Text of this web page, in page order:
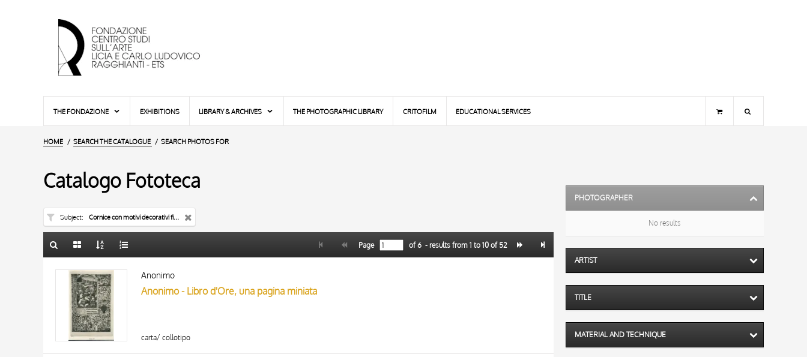
THE FONDAZIONE EXHIBITIONS LIBRARY & ARCHIVES THE PHOTOGRAPHIC LIBRARY CRITOFILM EDUCATIONAL SERVICES
HOME SEARCH THE CATALOGUE SEARCH PHOTOS FOR
Catalogo Fototeca
Subject Cornice con motivi decorativi fitomorfi e animali - manoscritto
AUTHOR
ARTISTA
MATERIAL AND TECHNIQUE
DATE
10 RESULTS
20 RESULTS
Page of6 - results from 1 to 10of52
Anonimo
Anonimo - Libro d'Ore, una pagina miniata
carta/ collotipo
PHOTOGRAPHER
No results
ARTIST
TITLE
MATERIAL AND TECHNIQUE